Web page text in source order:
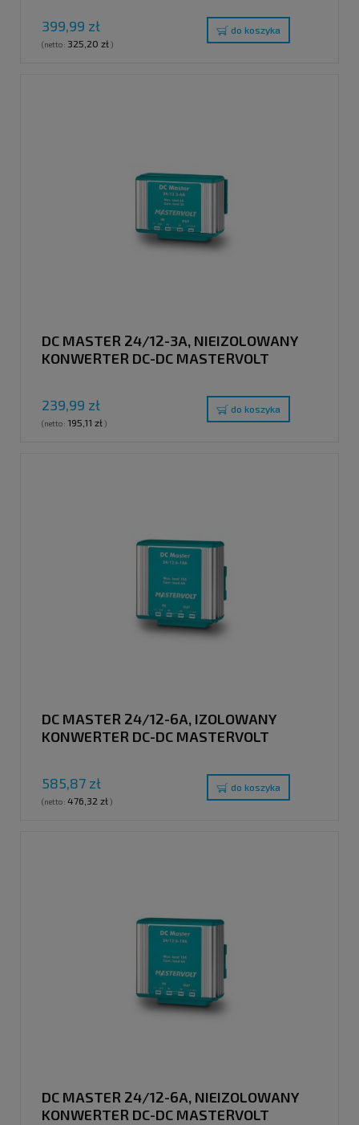
399,99 zł
(netto: 325,20 zł)
do koszyka
DC MASTER 24/12-3A, NIEIZOLOWANY
KONWERTER DC-DC MASTERVOLT
239,99 zł
(netto: 195,11 zł)
do koszyka
DC MASTER 24/12-6A, IZOLOWANY
KONWERTER DC-DC MASTERVOLT
585,87 zł
(netto: 476,32 zł)
do koszyka
DC MASTER 24/12-6A, NIEIZOLOWANY
KONWERTER DC-DC MASTERVOLT